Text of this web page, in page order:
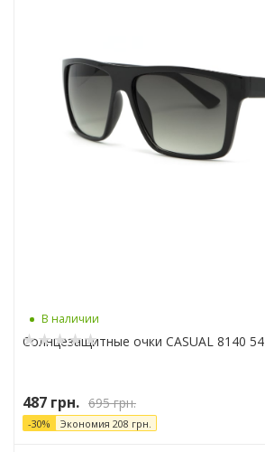
В наличии
Солнцезащитные очки CASUAL 8140 54
487 грн. 695грн.
-30% Экономия 208 грн.